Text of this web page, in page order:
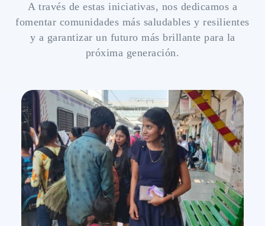
A través de estas iniciativas, nos dedicamos a
fomentar comunidades más saludables y resilientes
y a garantizar un futuro más brillante para la
próxima generación.